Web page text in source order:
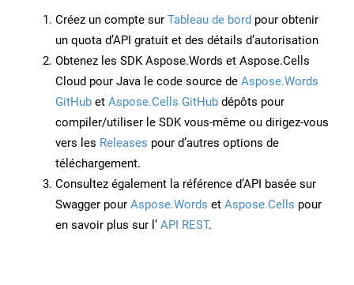
Créez un compte sur Tableau de bord pour obtenir
un quota d’API gratuit et des détails d’autorisation
Obtenez les SDK Aspose.Words et Aspose.Cells
Cloud pour Java le code source de Aspose.Words
GitHub et Aspose.Cells GitHub dépôts pour
compiler/utiliser le SDK vous-même ou dirigez-vous
vers les Releases pour d’autres options de
téléchargement.
Consultez également la référence d’API basée sur
Swagger pour Aspose.Words et Aspose.Cells pour
en savoir plus sur l’ API REST.